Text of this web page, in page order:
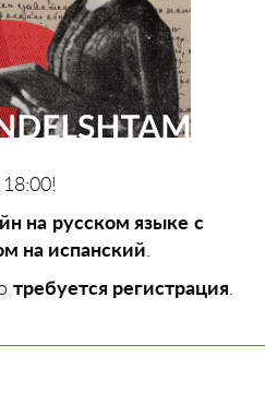
на русском языке с
на испанский
требуется регистрация